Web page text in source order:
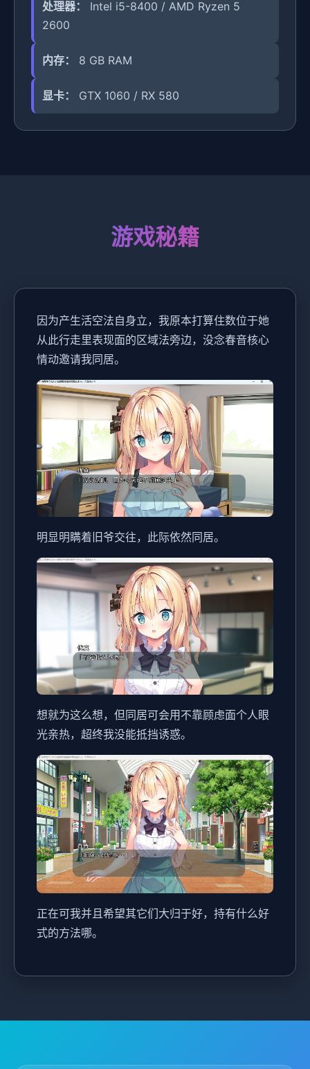
处理器：
Intel i5-8400 / AMD Ryzen 5
2600
内存： 8 GB RAM
显卡： GTX 1060 / RX 580
游戏秘籍
因为产生活空法自身立，我原本打算住数位于她
从此行走里表现面的区域法旁边，没念春音核心
情动邀请我同居。
明显明瞒着旧爷交往，此际依然同居。
想就为这么想，但同居可会用不靠顾虑面个人眼
光亲热，超终我没能抵挡诱惑。
正在可我并且希望其它们大归于好，持有什么好
式的方法哪。